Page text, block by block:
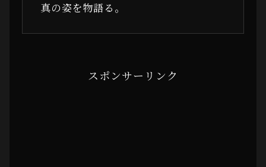
真の姿を物語る。
スポンサーリンク